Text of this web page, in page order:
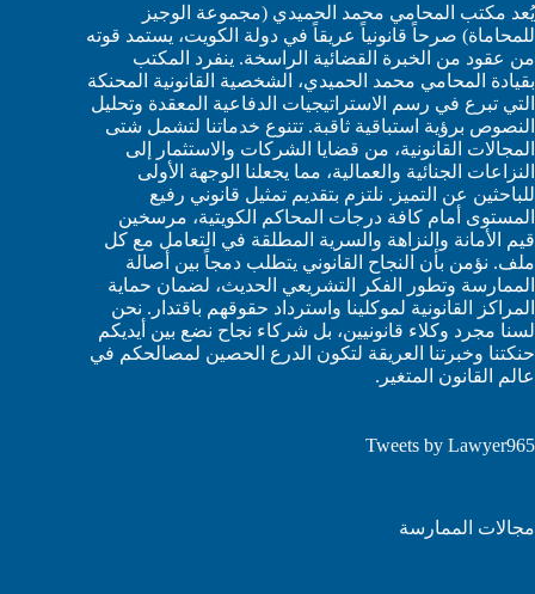
يُعد مكتب المحامي محمد الحميدي (مجموعة الوجيز
للمحاماة) صرحاً قانونياً عريقاً في دولة الكويت، يستمد قوته
من عقود من الخبرة القضائية الراسخة. ينفرد المكتب
بقيادة المحامي محمد الحميدي، الشخصية القانونية المحنكة
التي تبرع في رسم الاستراتيجيات الدفاعية المعقدة وتحليل
النصوص برؤية استباقية ثاقبة. تتنوع خدماتنا لتشمل شتى
المجالات القانونية، من قضايا الشركات والاستثمار إلى
النزاعات الجنائية والعمالية، مما يجعلنا الوجهة الأولى
للباحثين عن التميز. نلتزم بتقديم تمثيل قانوني رفيع
المستوى أمام كافة درجات المحاكم الكويتية، مرسخين
قيم الأمانة والنزاهة والسرية المطلقة في التعامل مع كل
ملف. نؤمن بأن النجاح القانوني يتطلب دمجاً بين أصالة
الممارسة وتطور الفكر التشريعي الحديث، لضمان حماية
المراكز القانونية لموكلينا واسترداد حقوقهم باقتدار. نحن
لسنا مجرد وكلاء قانونيين، بل شركاء نجاح نضع بين أيديكم
حنكتنا وخبرتنا العريقة لتكون الدرع الحصين لمصالحكم في
عالم القانون المتغير.
Tweets by Lawyer965
مجالات الممارسة